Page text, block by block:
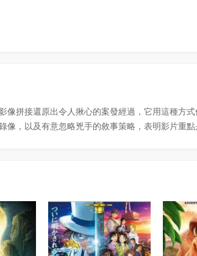
像拼接還原出令人揪心的案發經過，它用這種方
，以及有意忽略兇手的敘事策略，表明影片重